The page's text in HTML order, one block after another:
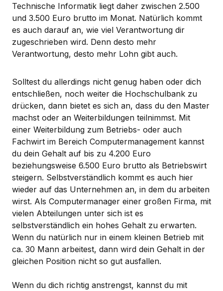
Technische Informatik liegt daher zwischen 2.500
und 3.500 Euro brutto im Monat. Natürlich kommt
es auch darauf an, wie viel Verantwortung dir
zugeschrieben wird. Denn desto mehr
Verantwortung, desto mehr Lohn gibt auch.
Solltest du allerdings nicht genug haben oder dich
entschließen, noch weiter die Hochschulbank zu
drücken, dann bietet es sich an, dass du den Master
machst oder an Weiterbildungen teilnimmst. Mit
einer Weiterbildung zum Betriebs- oder auch
Fachwirt im Bereich Computermanagement kannst
du dein Gehalt auf bis zu 4.200 Euro
beziehungsweise 6.500 Euro brutto als Betriebswirt
steigern. Selbstverständlich kommt es auch hier
wieder auf das Unternehmen an, in dem du arbeiten
wirst. Als Computermanager einer großen Firma, mit
vielen Abteilungen unter sich ist es
selbstverständlich ein hohes Gehalt zu erwarten.
Wenn du natürlich nur in einem kleinen Betrieb mit
ca. 30 Mann arbeitest, dann wird dein Gehalt in der
gleichen Position nicht so gut ausfallen.
Wenn du dich richtig anstrengst, kannst du mit